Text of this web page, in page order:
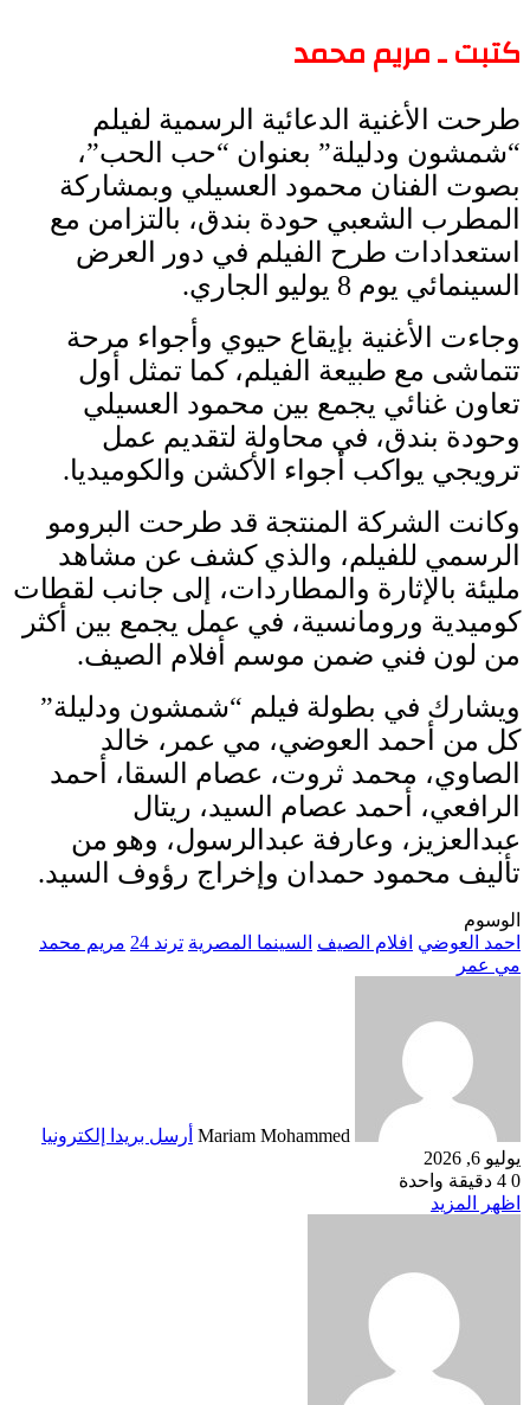
كتبت ـ مريم محمد
طرحت الأغنية الدعائية الرسمية لفيلم
“شمشون ودليلة” بعنوان “حب الحب”،
بصوت الفنان محمود العسيلي وبمشاركة
المطرب الشعبي حودة بندق، بالتزامن مع
استعدادات طرح الفيلم في دور العرض
السينمائي يوم 8 يوليو الجاري.
وجاءت الأغنية بإيقاع حيوي وأجواء مرحة
تتماشى مع طبيعة الفيلم، كما تمثل أول
تعاون غنائي يجمع بين محمود العسيلي
وحودة بندق، في محاولة لتقديم عمل
ترويجي يواكب أجواء الأكشن والكوميديا.
وكانت الشركة المنتجة قد طرحت البرومو
الرسمي للفيلم، والذي كشف عن مشاهد
مليئة بالإثارة والمطاردات، إلى جانب لقطات
كوميدية ورومانسية، في عمل يجمع بين أكثر
من لون فني ضمن موسم أفلام الصيف.
ويشارك في بطولة فيلم “شمشون ودليلة”
كل من أحمد العوضي، مي عمر، خالد
الصاوي، محمد ثروت، عصام السقا، أحمد
الرافعي، أحمد عصام السيد، ريتال
عبدالعزيز، وعارفة عبدالرسول، وهو من
تأليف محمود حمدان وإخراج رؤوف السيد.
الوسوم
احمد العوضي افلام الصيف السينما المصرية ترند 24
مريم محمد
مي عمر
Mariam Mohammed أرسل بريدا إلكترونيا
يوليو 6, 2026
0
دقيقة واحدة
اظهر المزيد